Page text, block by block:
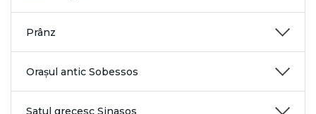
Prânz
Orașul antic Sobessos
Satul grecesc Sinasos